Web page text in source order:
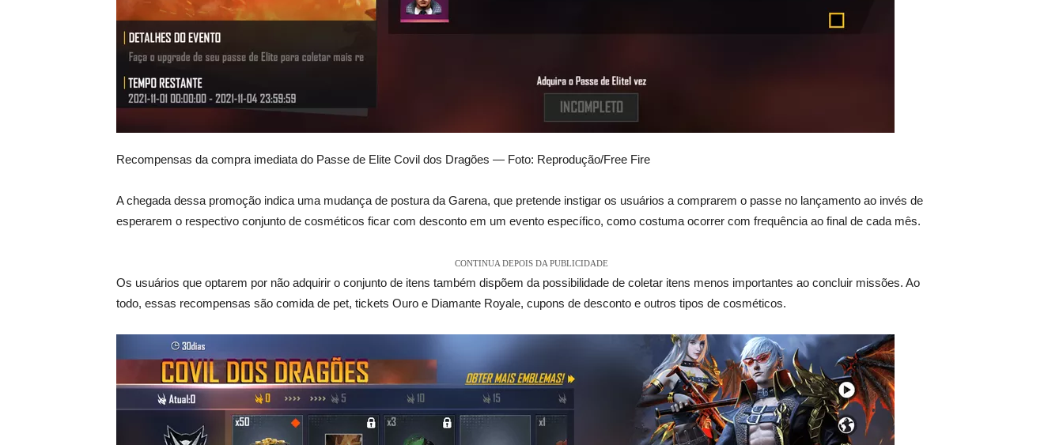
Recompensas da compra imediata do Passe de Elite Covil dos Dragões — Foto: Reprodução/Free Fire
A chegada dessa promoção indica uma mudança de postura da Garena, que pretende instigar os usuários a comprarem o passe no lançamento ao invés de
esperarem o respectivo conjunto de cosméticos ficar com desconto em um evento específico, como costuma ocorrer com frequência ao final de cada mês.
CONTINUA DEPOIS DA PUBLICIDADE
Os usuários que optarem por não adquirir o conjunto de itens também dispõem da possibilidade de coletar itens menos importantes ao concluir missões. Ao
todo, essas recompensas são comida de pet, tickets Ouro e Diamante Royale, cupons de desconto e outros tipos de cosméticos.